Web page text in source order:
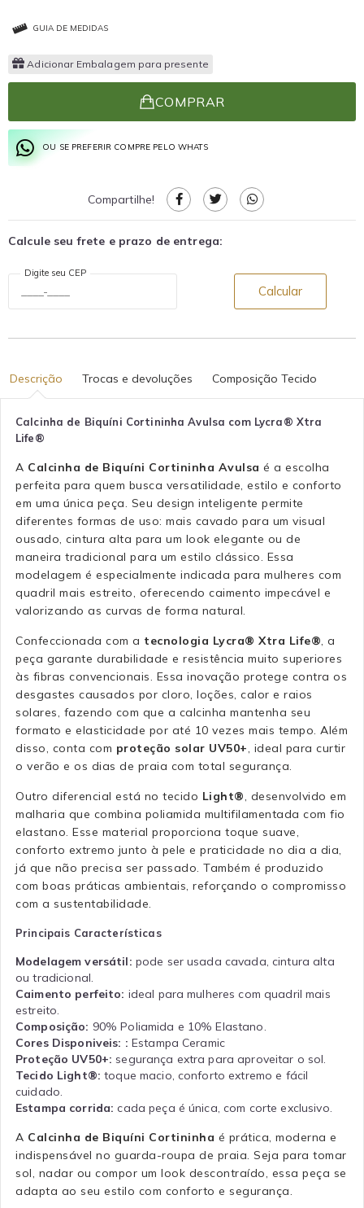
GUIA DE MEDIDAS
Adicionar Embalagem para presente
COMPRAR
OU SE PREFERIR COMPRE PELO WHATS
Compartilhe!
Calcule seu frete e prazo de entrega:
Digite seu CEP
Calcular
Descrição Trocas e devoluções Composição Tecido
Calcinha de Biquíni Cortininha Avulsa com Lycra® Xtra
Life®
A Calcinha de Biquíni Cortininha Avulsa é a escolha
perfeita para quem busca versatilidade, estilo e conforto
em uma única peça. Seu design inteligente permite
diferentes formas de uso: mais cavado para um visual
ousado, cintura alta para um look elegante ou de
maneira tradicional para um estilo clássico. Essa
modelagem é especialmente indicada para mulheres com
quadril mais estreito, oferecendo caimento impecável e
valorizando as curvas de forma natural.
Confeccionada com a tecnologia Lycra® Xtra Life® , a
peça garante durabilidade e resistência muito superiores
às fibras convencionais. Essa inovação protege contra os
desgastes causados por cloro, loções, calor e raios
solares, fazendo com que a calcinha mantenha seu
formato e elasticidade por até 10 vezes mais tempo. Além
disso, conta com proteção solar UV50+ , ideal para curtir
o verão e os dias de praia com total segurança.
Outro diferencial está no tecido Light® , desenvolvido em
malharia que combina poliamida multifilamentada com fio
elastano. Esse material proporciona toque suave,
conforto extremo junto à pele e praticidade no dia a dia,
já que não precisa ser passado. Também é produzido
com boas práticas ambientais, reforçando o compromisso
com a sustentabilidade.
Principais Características
Modelagem versátil: pode ser usada cavada, cintura alta
ou tradicional.
Caimento perfeito: ideal para mulheres com quadril mais
estreito.
Composição: 90% Poliamida e 10% Elastano.
Cores Disponiveis: : Estampa Ceramic
Proteção UV50+: segurança extra para aproveitar o sol.
Tecido Light®: toque macio, conforto extremo e fácil
cuidado.
Estampa corrida: cada peça é única, com corte exclusivo.
A Calcinha de Biquíni Cortininha é prática, moderna e
indispensável no guarda-roupa de praia. Seja para tomar
sol, nadar ou compor um look descontraído, essa peça se
adapta ao seu estilo com conforto e segurança.